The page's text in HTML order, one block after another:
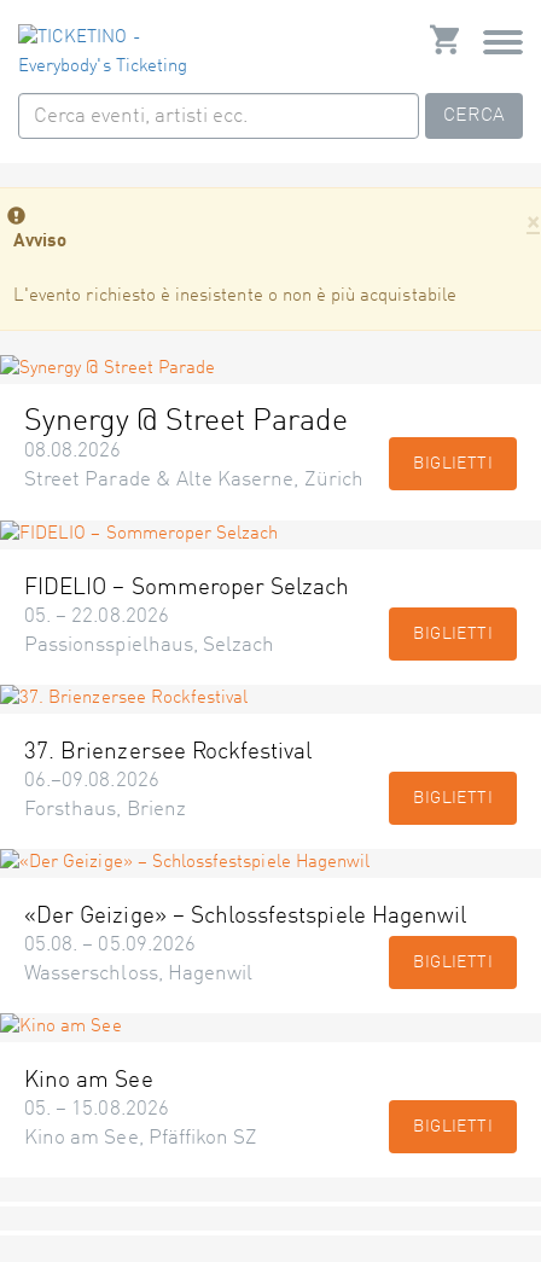
CERCA
×
Avviso
L'evento richiesto è inesistente o non è più acquistabile
Synergy @ Street Parade
08.08.2026
Street Parade & Alte Kaserne, Zürich
BIGLIETTI
FIDELIO – Sommeroper Selzach
05. – 22.08.2026
Passionsspielhaus, Selzach
BIGLIETTI
37. Brienzersee Rockfestival
06.–09.08.2026
Forsthaus, Brienz
BIGLIETTI
«Der Geizige» – Schlossfestspiele Hagenwil
05.08. – 05.09.2026
Wasserschloss, Hagenwil
BIGLIETTI
Kino am See
05. – 15.08.2026
Kino am See, Pfäffikon SZ
BIGLIETTI